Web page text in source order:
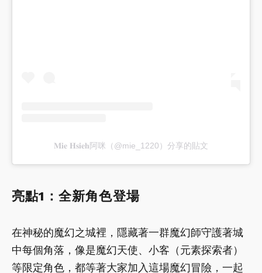
𝐌𝐢𝐞 𝐇𝐬𝐢𝐞𝐡阿咪（@mie_1220）分享的貼文
亮點1：全新角色登場
在神秘的魔幻之城裡，隱藏著一群魔幻師守護著城
中每個角落，像是魔幻天使、小客（元素探索者）
等限定角色，都等著大家加入這場魔幻冒險，一起